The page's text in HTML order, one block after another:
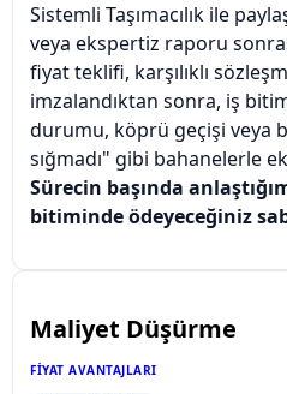
Sistemli Taşımacılık ile
veya ekspertiz raporu
fiyat teklifi, karşılıklı
imzalandıktan sonra, iş
durumu, köprü geçişi veya
sığmadı" gibi bahanelerle
Sürecin başında
bitiminde ödeyeceğiniz
Maliyet Düşürme
FIYAT AVANTAJLARI